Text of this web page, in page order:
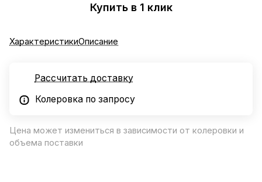
Купить в 1 клик
ХарактеристикиОписание
Рассчитать доставку
Колеровка по запросу
Цена может измениться в зависимости от колеровки и
объема поставки